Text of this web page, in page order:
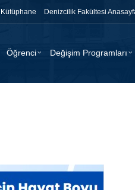
Kütüphane Denizcilik Fakültesi
Öğrenci Değişim Programları